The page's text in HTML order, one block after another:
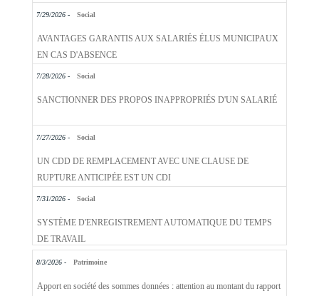
7/29/2026 - Social
AVANTAGES GARANTIS AUX SALARIÉS ÉLUS MUNICIPAUX
EN CAS D'ABSENCE
7/28/2026 - Social
SANCTIONNER DES PROPOS INAPPROPRIÉS D'UN SALARIÉ
7/27/2026 - Social
UN CDD DE REMPLACEMENT AVEC UNE CLAUSE DE
RUPTURE ANTICIPÉE EST UN CDI
7/31/2026 - Social
SYSTÈME D'ENREGISTREMENT AUTOMATIQUE DU TEMPS
DE TRAVAIL
8/3/2026 - Patrimoine
Apport en société des sommes données : attention au montant du rapport